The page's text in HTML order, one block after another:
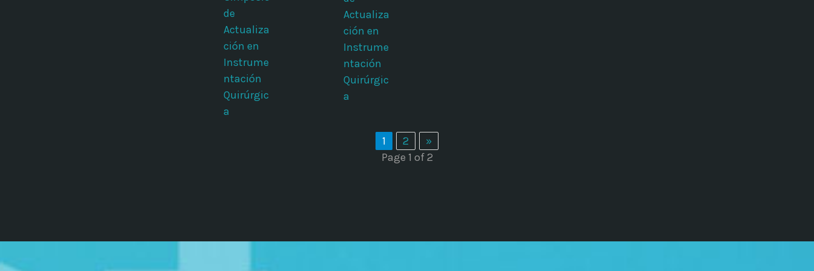
de
Actualiza
ción en
Instrume
ntación
Quirúrgic
a
Actualiza
ción en
Instrume
ntación
Quirúrgic
a
1 2
»
Page 1 of 2